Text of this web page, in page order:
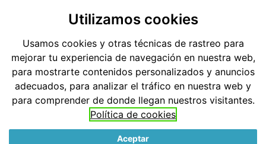
Utilizamos cookies
Usamos cookies y otras técnicas de rastreo para
mejorar tu experiencia de navegación en nuestra web,
para mostrarte contenidos personalizados y anuncios
adecuados, para analizar el tráfico en nuestra web y
para comprender de donde llegan nuestros visitantes.
Política de cookies
Aceptar
Teléfonos: 91 519 38 62 / 677 921 793
Métodos de pago